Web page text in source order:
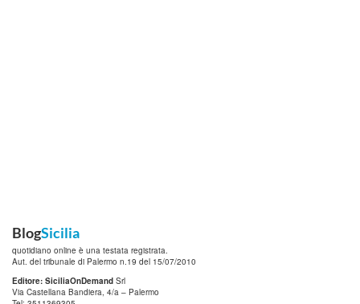
BlogSicilia
quotidiano online è una testata registrata.
Aut. del tribunale di Palermo n.19 del 15/07/2010
Editore: SiciliaOnDemand Srl
Via Castellana Bandiera, 4/a – Palermo